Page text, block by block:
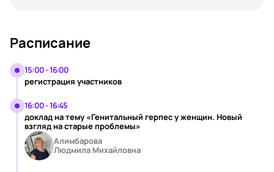
Расписание
15:00 - 16:00
регистрация участников
16:00 - 16:45
доклад на тему «Генитальный герпес у женщин. Новый
взгляд на старые проблемы»
Алимбарова
Людмила Михайловна